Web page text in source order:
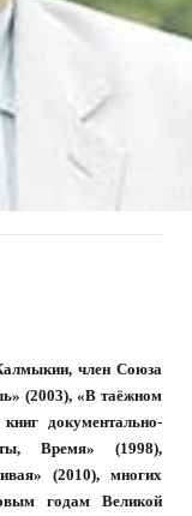
член Союза
(2003), «В таёжном
документально-
Время» (1998),
(2010), многих
годам Великой